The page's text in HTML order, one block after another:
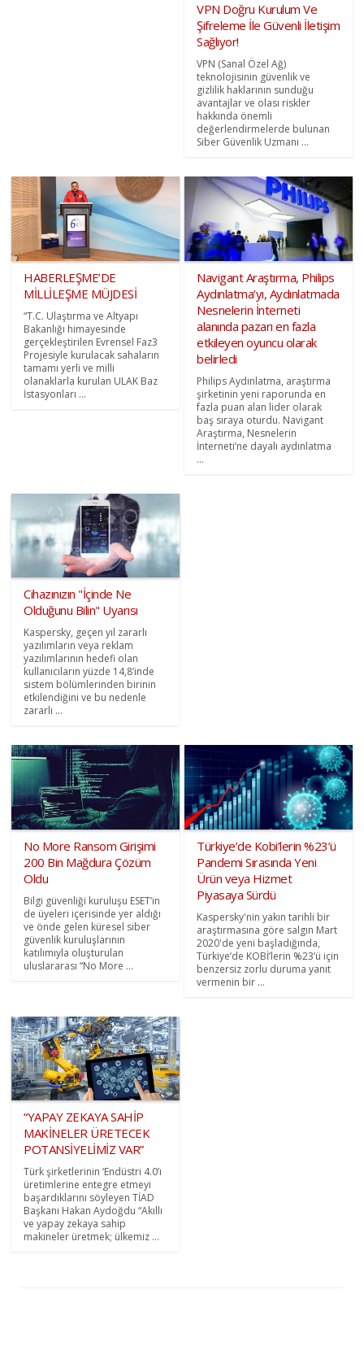
VPN Doğru Kurulum Ve
Şifreleme İle Güvenli İletişim
Sağlıyor!
VPN (Sanal Özel Ağ)
teknolojisinin güvenlik ve
gizlilik haklarının sunduğu
avantajlar ve olası riskler
hakkında önemli
değerlendirmelerde bulunan
Siber Güvenlik Uzmanı ...
HABERLEŞME’DE
MİLLİLEŞME MÜJDESİ
“T.C. Ulaştırma ve Altyapı
Bakanlığı himayesinde
gerçekleştirilen Evrensel Faz3
Projesiyle kurulacak sahaların
tamamı yerli ve milli
olanaklarla kurulan ULAK Baz
İstasyonları ...
Navigant Araştırma, Philips
Aydınlatma’yı, Aydınlatmada
Nesnelerin İnterneti
alanında pazarı en fazla
etkileyen oyuncu olarak
belirledi
Philips Aydınlatma, araştırma
şirketinin yeni raporunda en
fazla puan alan lider olarak
baş sıraya oturdu. Navigant
Araştırma, Nesnelerin
İnterneti’ne dayalı aydınlatma
...
Cihazınızın "İçinde Ne
Olduğunu Bilin" Uyarısı
Kaspersky, geçen yıl zararlı
yazılımların veya reklam
yazılımlarının hedefi olan
kullanıcıların yüzde 14,8’inde
sistem bölümlerinden birinin
etkilendiğini ve bu nedenle
zararlı ...
No More Ransom Girişimi
200 Bin Mağdura Çözüm
Oldu
Bilgi güvenliği kuruluşu ESET’in
de üyeleri içerisinde yer aldığı
ve önde gelen küresel siber
güvenlik kuruluşlarının
katılımıyla oluşturulan
uluslararası “No More ...
Türkiye’de Kobi’lerin %23’ü
Pandemi Sırasında Yeni
Ürün veya Hizmet
Piyasaya Sürdü
Kaspersky'nin yakın tarihli bir
araştırmasına göre salgın Mart
2020'de yeni başladığında,
Türkiye’de KOBİ’lerin %23’ü için
benzersiz zorlu duruma yanıt
vermenin bir ...
“YAPAY ZEKAYA SAHİP
MAKİNELER ÜRETECEK
POTANSİYELİMİZ VAR”
Türk şirketlerinin ‘Endüstri 4.0’ı
üretimlerine entegre etmeyi
başardıklarını söyleyen TİAD
Başkanı Hakan Aydoğdu “Akıllı
ve yapay zekaya sahip
makineler üretmek; ülkemiz ...